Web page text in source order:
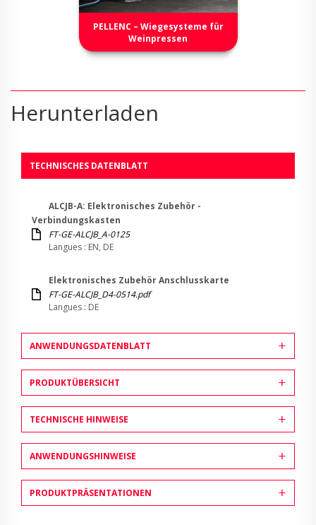
PELLENC – Wiegesysteme für
Weinpressen
Herunterladen
TECHNISCHES DATENBLATT
ALCJB-A: Elektronisches Zubehör -
Verbindungskasten
FT-GE-ALCJB_A-0125
Langues : EN, DE
Elektronisches Zubehör Anschlusskarte
FT-GE-ALCJB_D4-0514.pdf
Langues : DE
ANWENDUNGSDATENBLATT
PRODUKTÜBERSICHT
TECHNISCHE HINWEISE
ANWENDUNGSHINWEISE
PRODUKTPRÄSENTATIONEN